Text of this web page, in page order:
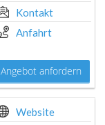
Kontakt
Anfahrt
Angebot anfordern
Website